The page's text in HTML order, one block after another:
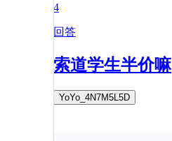
4
回答
索道学生半价嘛
YoYo_4N7M5L5D